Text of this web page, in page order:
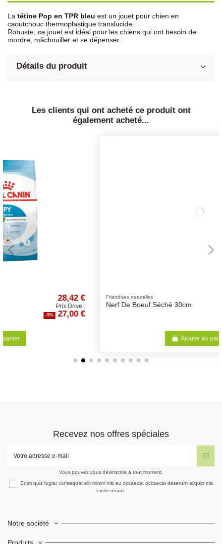
La tétine Pop en TPR bleu est un jouet pour chien en
caoutchouc thermoplastique translucide.
Robuste, ce jouet est idéal pour les chiens qui ont besoin de
mordre, mâchouiller et se dépenser.
Détails du produit
Les clients qui ont acheté ce produit ont
également acheté...
Friandises naturelles
Nerf De Boeuf Séché 30cm Prix Drive :
Recevez nos offres spéciales
Vous pouvez vous désinscrire à tout moment.
Enim quis fugiat consequat elit minim nisi eu occaecat occaecat deserunt aliquip nisi
ex deserunt.
Notre société